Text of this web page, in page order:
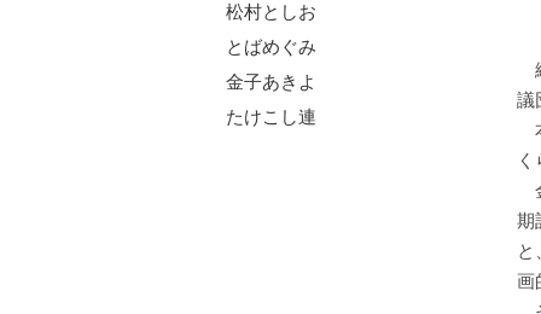
議
期
と
画
松村としお
とばめぐみ
金子あきよ
たけこし連